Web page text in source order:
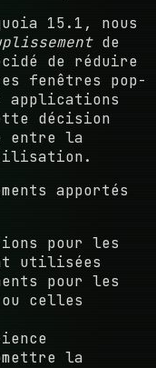
15.1, nous
de
de réduire
fenêtres pop-
décision
entre la
apportés
pour les
utilisées
pour les
celles
la